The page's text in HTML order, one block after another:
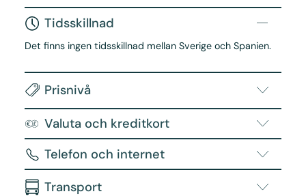
Tidsskillnad
Det finns ingen tidsskillnad mellan Sverige och Spanien.
Prisnivå
Valuta och kreditkort
Telefon och internet
Transport